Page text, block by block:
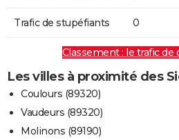
Trafic de stupéfiants 0
Classement : le trafic de
Les villes à proximité des
Coulours (89320)
Vaudeurs (89320)
Molinons (89190)